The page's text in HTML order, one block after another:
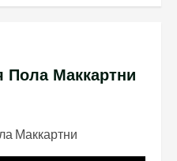
Пола Маккартни